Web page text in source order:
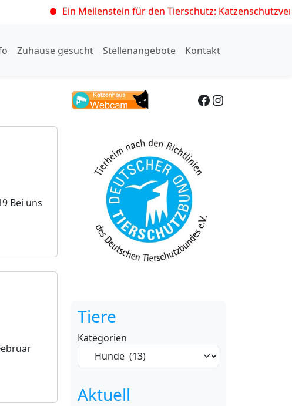
Ein Meilenstein für den Tierschutz: Katzenschutzverordnung
Zuhause gesucht Stellenangebote Kontakt
Bei uns
Facebook Instagram
Tiere
Kategorien
Aktuell